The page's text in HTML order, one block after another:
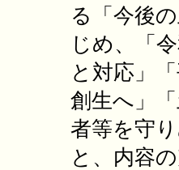
る「今後
じめ、「
と対応」
創生へ」
者等を守
と、内容